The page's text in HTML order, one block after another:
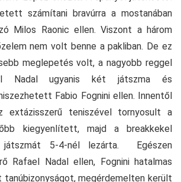
számítani bravúrra a mostanában
Milos Raonic ellen. Viszont a három
nem volt benne a pakliban. De ez
meglepetés volt, a nagyobb reggel
Nadal ugyanis két játszma és
Fabio Fognini ellen. Innentől
extázisszerű teniszével tornyosult a
kiegyenlített, majd a breakkekel
5-4-nél lezárta. Egészen
Rafael Nadal ellen, Fognini hatalmas
megérdemelten került